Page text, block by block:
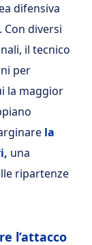
difensiva
diversi
il tecnico
per
la maggior
la
una
ripartenze
l’attacco